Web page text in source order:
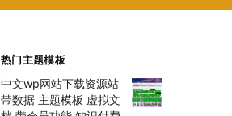
热门主题模板
中文wp网站下载资源站
带数据 主题模板 虚拟文